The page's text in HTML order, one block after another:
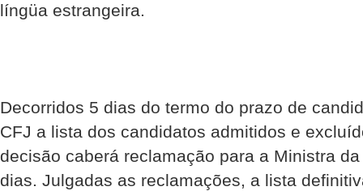
língüa estrangeira.
Decorridos 5 dias do termo do prazo de
CFJ a lista dos candidatos admitidos e
decisão caberá reclamação para a Ministra
dias. Julgadas as reclamações, a lista